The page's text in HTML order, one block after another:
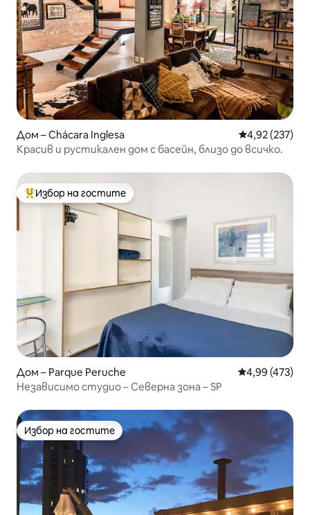
Дом – Chácara Inglesa Средна
4,92 (237)
Красив и рустикален дом с басейн, близо до всичко.
Най-популярен избор на гостите
Избор на гостите
Дом – Parque Peruche Средна
4,99 (473)
Независимо студио – Северна зона – SP
Избор на гостите
Избор на гостите